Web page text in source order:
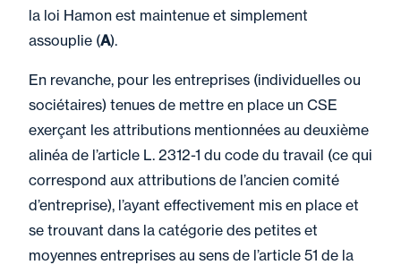
la loi Hamon est maintenue et simplement
assouplie (A).
En revanche, pour les entreprises (individuelles ou
sociétaires) tenues de mettre en place un CSE
exerçant les attributions mentionnées au deuxième
alinéa de l’article L. 2312-1 du code du travail (ce qui
correspond aux attributions de l’ancien comité
d’entreprise), l’ayant effectivement mis en place et
se trouvant dans la catégorie des petites et
moyennes entreprises au sens de l’article 51 de la